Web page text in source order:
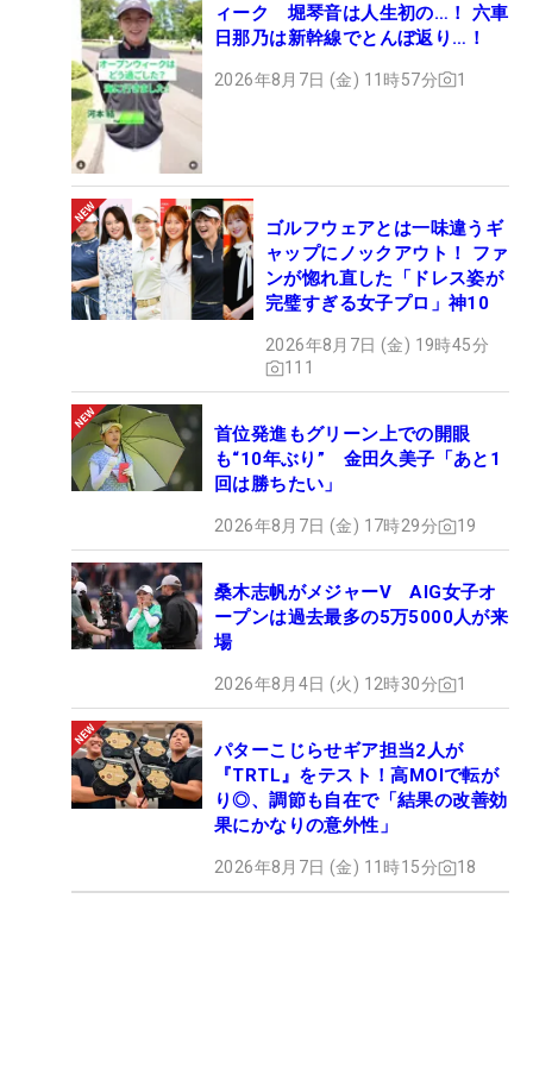
ィーク 堀琴音は人生初の…！ 六車
日那乃は新幹線でとんぼ返り…！
2026年8月7日 (金) 11時57分 1
ゴルフウェアとは一味違うギ
ャップにノックアウト！ ファ
ンが惚れ直した「ドレス姿が
完璧すぎる女子プロ」神10
2026年8月7日 (金) 19時45分
111
首位発進もグリーン上での開眼
も“10年ぶり” 金田久美子「あと1
回は勝ちたい」
2026年8月7日 (金) 17時29分 19
桑木志帆がメジャーV AIG女子オ
ープンは過去最多の5万5000人が来
場
2026年8月4日 (火) 12時30分 1
パターこじらせギア担当2人が
『TRTL』をテスト！高MOIで転が
り◎、調節も自在で「結果の改善効
果にかなりの意外性」
2026年8月7日 (金) 11時15分 18